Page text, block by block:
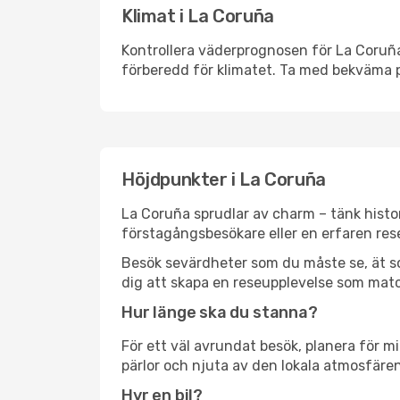
Klimat i La Coruña
Kontrollera väderprognosen för La
förberedd för klimatet. Ta med bekväma
Höjdpunkter i La Coruña
La Coruña sprudlar av charm – tänk
förstagångsbesökare eller en erfaren
Besök sevärdheter som du måste se, ät
dig att skapa en reseupplevelse som
Hur länge ska du stanna?
För ett väl avrundat besök, planera för
pärlor och njuta av den lokala
Hyr en bil?